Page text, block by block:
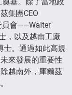
基。除了當地政
集團CEO
員會——Walter
，以及越南工廠
士。通過如此高規
來發展的重要性
越南外，庫爾茲